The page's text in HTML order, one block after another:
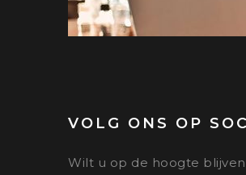
VOLG ONS OP
Wilt u op de hoogte